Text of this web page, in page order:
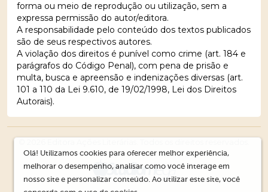
forma ou meio de reprodução ou utilização, sem a
expressa permissão do autor/editora.
A responsabilidade pelo conteúdo dos textos publicados
são de seus respectivos autores.
A violação dos direitos é punível como crime (art. 184 e
parágrafos do Código Penal), com pena de prisão e
multa, busca e apreensão e indenizações diversas (art.
101 a 110 da Lei 9.610, de 19/02/1998, Lei dos Direitos
Autorais).
Olá! Utilizamos cookies para oferecer melhor experiência,
melhorar o desempenho, analisar como você interage em
nosso site e personalizar conteúdo. Ao utilizar este site, você